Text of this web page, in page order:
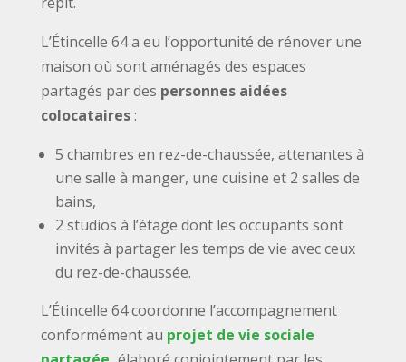
L’Étincelle 64 a eu l’opportunité de rénover une
maison où sont aménagés des espaces
partagés par des personnes aidées
colocataires:
5 chambres en rez-de-chaussée, attenantes à
une salle à manger, une cuisine et 2 salles de
bains,
2 studios à l’étage dont les occupants sont
invités à partager les temps de vie avec ceux
du rez-de-chaussée.
L’Étincelle 64 coordonne l’accompagnement
conformément au projet de vie sociale